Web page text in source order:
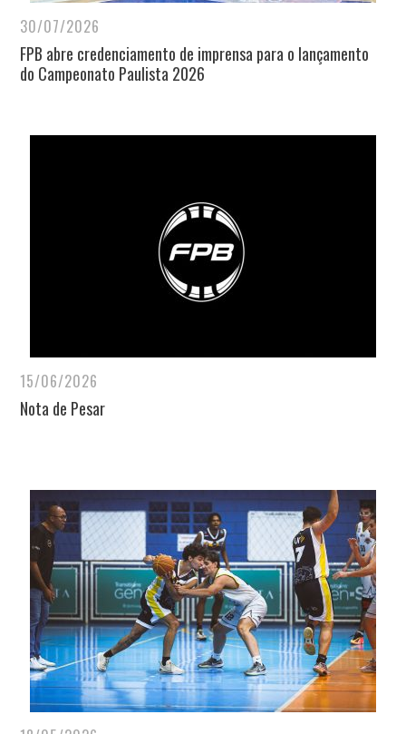
30/07/2026
FPB abre credenciamento de imprensa para o lançamento
do Campeonato Paulista 2026
15/06/2026
Nota de Pesar